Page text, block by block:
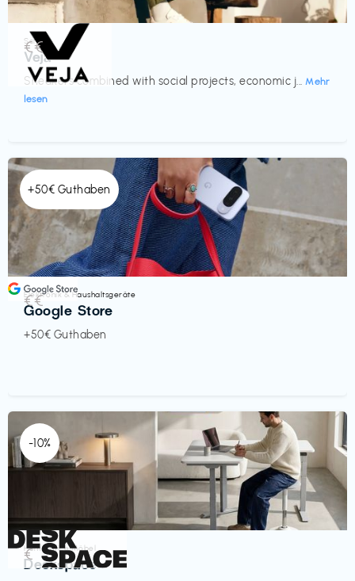
Schuhe
Veja
Sneakers combined with social projects, economic j... Mehr
lesen
€€‎
+50€ Guthaben
Elektronik & Haushaltsgeräte
Google Store
+50€ Guthaben
€€‎
-10%
Homeoffice Möbel
Deskspace
€‎